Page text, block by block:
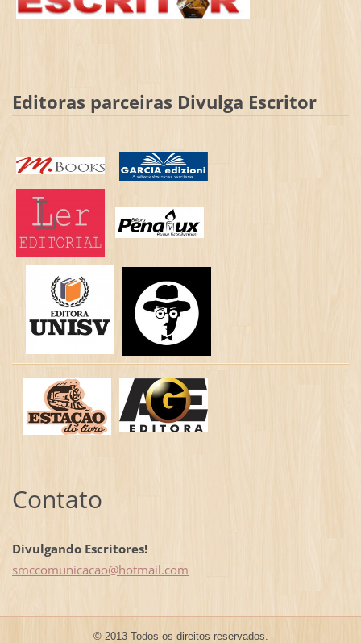
Editoras parceiras Divulga Escritor
Contato
Divulgando Escritores!
smccomunicacao@hotmail.com
© 2013 Todos os direitos reservados.